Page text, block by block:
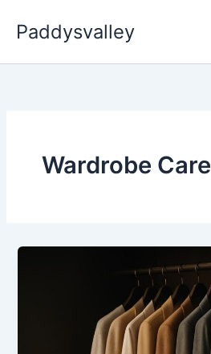
Paddysvalley
Wardrobe Care